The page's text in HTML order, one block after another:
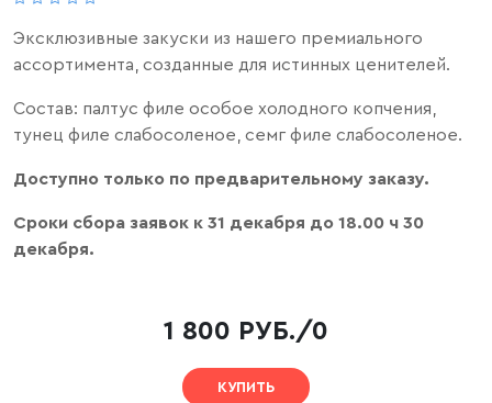
Эксклюзивные закуски из нашего премиального
ассортимента, созданные для истинных ценителей.
Состав: палтус филе особое холодного копчения,
тунец филе слабосоленое, семг филе слабосоленое.
Доступно только по предварительному заказу.
Сроки сбора заявок к 31 декабря до 18.00 ч 30
декабря.
1 800 РУБ./0
КУПИТЬ